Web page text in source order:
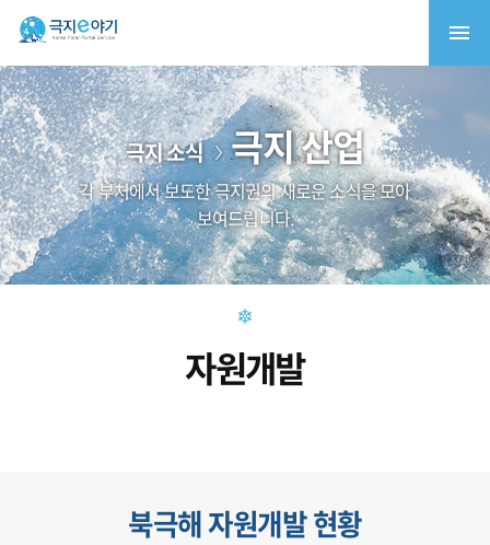
극지 소식 극지 산업
각 부처에서 보도한 극지권의 새로운 소식을 모아
보여드립니다.
자원개발
북극해 자원개발 현황